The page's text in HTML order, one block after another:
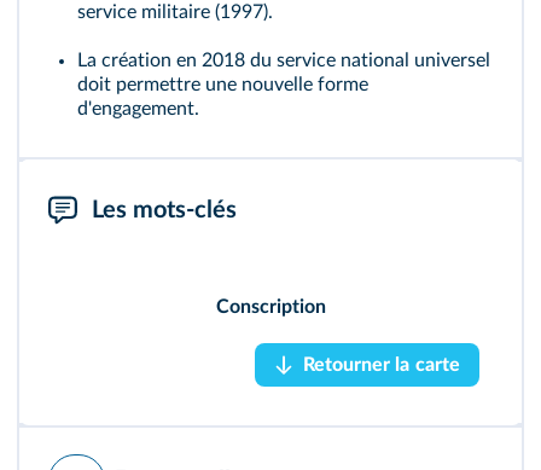
service militaire (1997).
La création en 2018 du service national universel
doit permettre une nouvelle forme
d'engagement.
Les mots‑clés
Conscription
Retourner la carte
Conscription: recrutement d'une armée basée
Retourner la carte